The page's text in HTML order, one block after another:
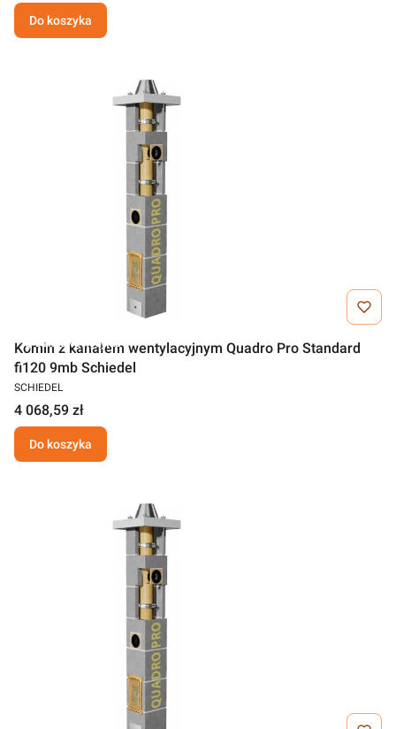
Do koszyka
Darmowa wysyłka
Komin z kanałem wentylacyjnym Quadro Pro Standard
fi120 9mb Schiedel
SCHIEDEL
4 068,59 zł
Do koszyka